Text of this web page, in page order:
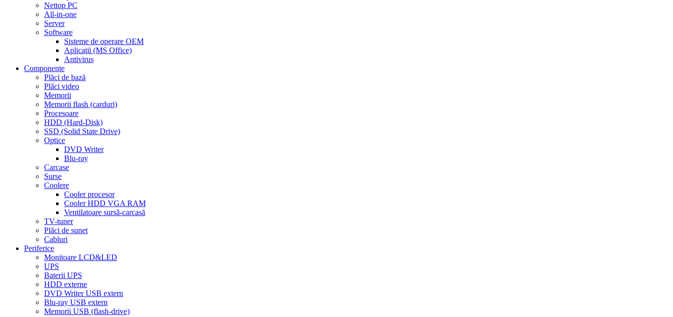
Nettop PC
All-in-one
Server
Software
Sisteme de operare OEM
Aplicaţii (MS Office)
Antivirus
Componente
Plăci de bază
Plăci video
Memorii
Memorii flash (carduri)
Procesoare
HDD (Hard-Disk)
SSD (Solid State Drive)
Optice
DVD Writer
Blu-ray
Carcase
Surse
Coolere
Cooler procesor
Cooler HDD VGA RAM
Ventilatoare sursă-carcasă
TV-tuner
Plăci de sunet
Cabluri
Periferice
Monitoare LCD&LED
UPS
Baterii UPS
HDD externe
DVD Writer USB extern
Blu-ray USB extern
Memorii USB (flash-drive)